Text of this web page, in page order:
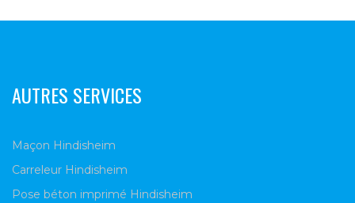
AUTRES SERVICES
Maçon Hindisheim
Carreleur Hindisheim
Pose béton imprimé Hindisheim